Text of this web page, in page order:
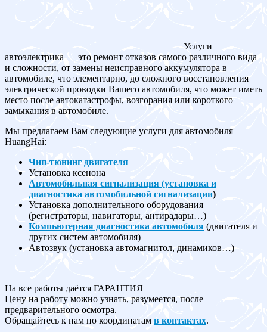
Услуги
автоэлектрика — это ремонт отказов самого различного вида
и сложности, от замены неисправного аккумулятора в
автомобиле, что элементарно, до сложного восстановления
электрической проводки Вашего автомобиля, что может иметь
место после автокатастрофы, возгорания или короткого
замыкания в автомобиле.
Мы предлагаем Вам следующие услуги для автомобиля
HuangHai:
Чип-тюнинг двигателя
Установка ксенона
Автомобильная сигнализация (установка и
диагностика автомобильной сигнализации)
Установка дополнительного оборудования
(регистраторы, навигаторы, антирадары…)
Компьютерная диагностика автомобиля (двигателя и
других систем автомобиля)
Автозвук (установка автомагнитол, динамиков…)
На все работы даётся ГАРАНТИЯ
Цену на работу можно узнать, разумеется, после
предварительного осмотра.
Обращайтесь к нам по координатам в контактах.